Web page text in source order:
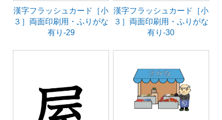
漢字フラッシュカード［小
３］両面印刷用・ふりがな
有り-29
漢字フラッシュカード［小
３］両面印刷用・ふりがな
有り-30